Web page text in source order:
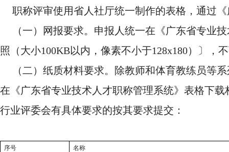
职称评审使用省人社厅统一制作的表格，通过
（一）网报要求。申报人统一在《广东省专业
照（大小100KB以内，像素不小于128x180）〕，
（二）纸质材料要求。除教师和体育教练员等
在《广东省专业技术人才职称管理系统》表格下
行业评委会有具体要求的按其要求提交：
序号
名称